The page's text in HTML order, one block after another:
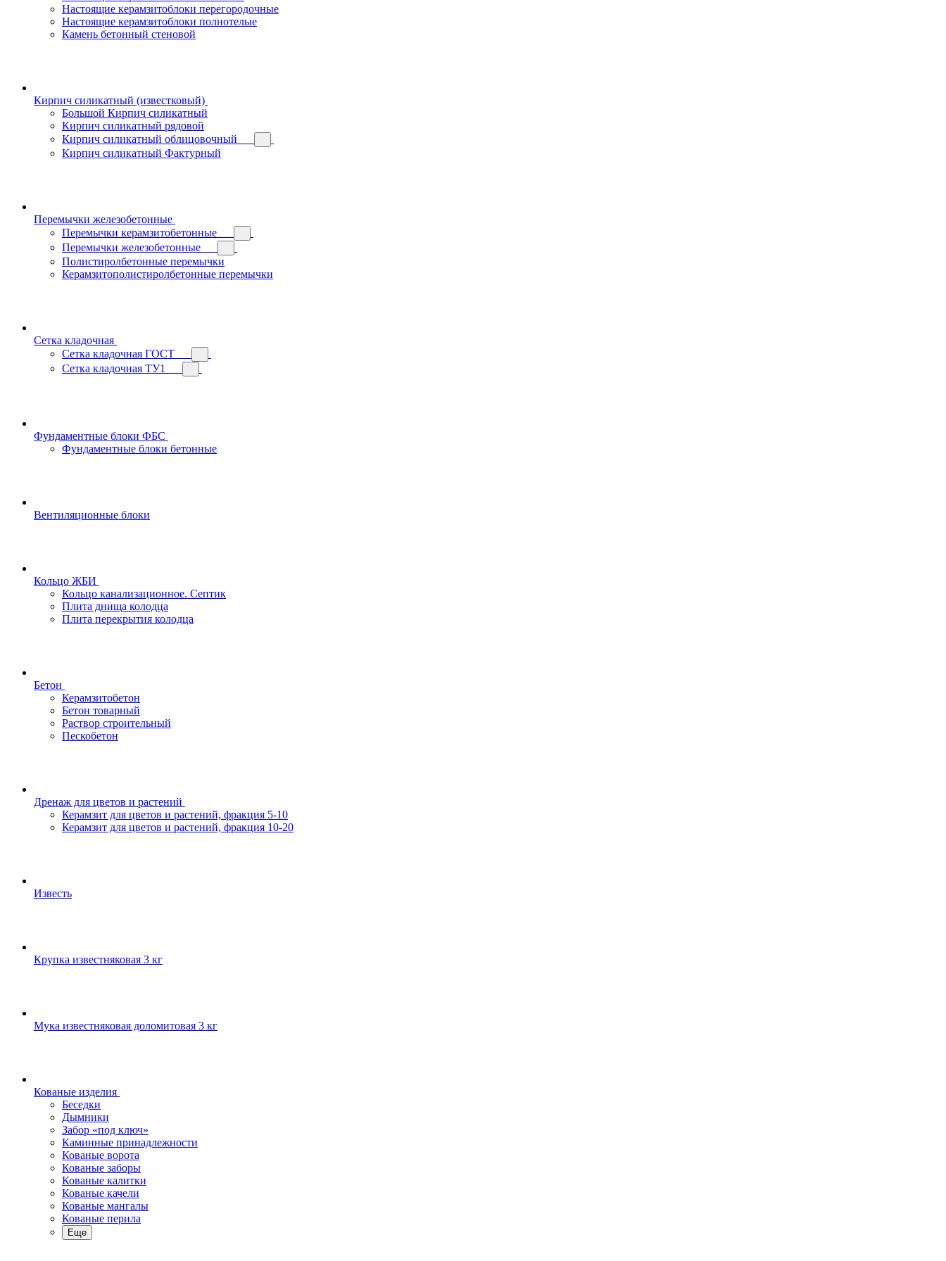
Настоящие керамзитоблоки перегородочные
Настоящие керамзитоблоки полнотелые
Камень бетонный стеновой
Кирпич силикатный (известковый)
Большой Кирпич силикатный
Кирпич силикатный рядовой
Кирпич силикатный облицовочный
Кирпич силикатный Фактурный
Перемычки железобетонные
Перемычки керамзитобетонные
Перемычки железобетонные
Полистиролбетонные перемычки
Керамзитополистиролбетонные перемычки
Сетка кладочная
Сетка кладочная ГОСТ
Сетка кладочная ТУ1
Фундаментные блоки ФБС
Фундаментные блоки бетонные
Вентиляционные блоки
Кольцо ЖБИ
Кольцо канализационное. Септик
Плита днища колодца
Плита перекрытия колодца
Бетон
Керамзитобетон
Бетон товарный
Раствор строительный
Пескобетон
Дренаж для цветов и растений
Керамзит для цветов и растений, фракция 5-10
Керамзит для цветов и растений, фракция 10-20
Известь
Крупка известняковая 3 кг
Мука известняковая доломитовая 3 кг
Кованые изделия
Беседки
Дымники
Забор «под ключ»
Каминные принадлежности
Кованые ворота
Кованые заборы
Кованые калитки
Кованые качели
Кованые мангалы
Кованые перила
Еще